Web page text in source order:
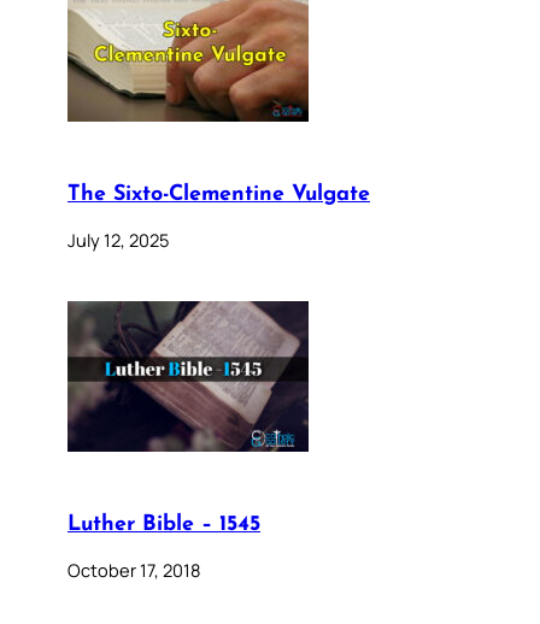
The Sixto-Clementine Vulgate
July 12, 2025
Luther Bible – 1545
October 17, 2018